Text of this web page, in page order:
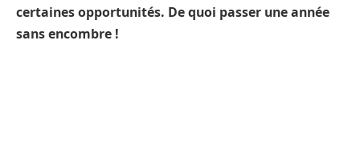
certaines opportunités. De quoi passer une année
sans encombre !